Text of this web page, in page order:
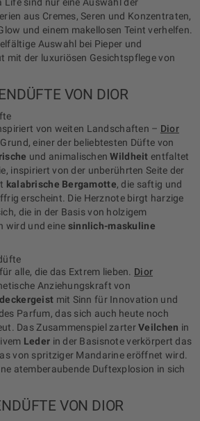
Life sind nur eine Auswahl der
aus Cremes, Seren und Konzentraten,
und einem makellosen Teint verhelfen.
Auswahl bei Pieper und
mit der luxuriösen Gesichtspflege von
VON DIOR
von weiten Landschaften – Dior
einer der beliebtesten Düfte von
und animalischenWildheit entfaltet
inspiriert von der unberührten Seite der
kalabrische Bergamotte, die saftig und
erscheint. Die Herznote birgt harzige
die in der Basis von holzigem
wird und eine sinnlich-maskuline
alle, die das Extrem lieben. Dior
Anziehungskraft von
mit Sinn für Innovation und
Parfum, das sich auch heute noch
Das Zusammenspiel zarterVeilchen in
Leder in der Basisnote verkörpert das
von spritziger Mandarine eröffnet wird.
atemberaubende Duftexplosion in sich
VON DIOR